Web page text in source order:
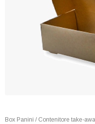
Box Panini / Contenitore take-